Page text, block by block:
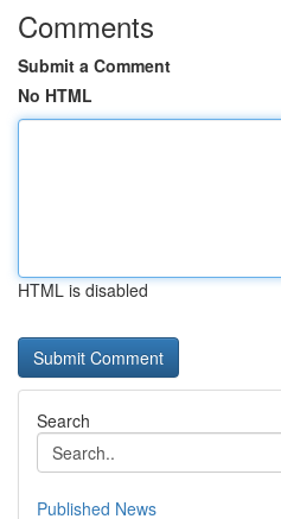
Comments
Submit a Comment
No HTML
HTML is disabled
Search
Published News